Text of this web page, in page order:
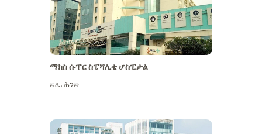
ማክስ ሱፐር ስፔሻሊቲ ሆስፒታል
ዴሊ,ሕንድ